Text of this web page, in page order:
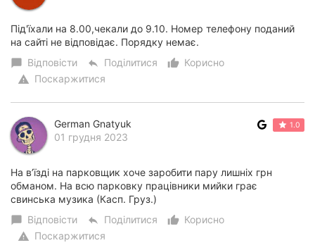
Під'їхали на 8.00,чекали до 9.10. Номер телефону поданий
на сайті не відповідає. Порядку немає.
chat_bubble Відповісти reply Поділитися thumb_up_alt
Корисно
warning Поскаржитися
German Gnatyuk
01 грудня 2023
1.0
На вʼїзді на парковщик хоче заробити пару лишніх грн
обманом. На всю парковку працівники мийки грає
свинська музика (Касп. Груз.)
chat_bubble Відповісти reply Поділитися thumb_up_alt
Корисно
warning Поскаржитися